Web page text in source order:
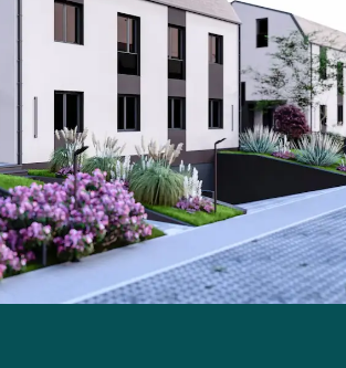
spójna architektura
się w zielone otoczenie
Wzdłuż
„Różanej Alei”
powstaną
starannie zaprojektowana zieleń
spokojowi i sąsiedzkim
będzie miejscem, w którym
się lżejsza, a każdy dzień zyska
Tu poranki pachną świeżo